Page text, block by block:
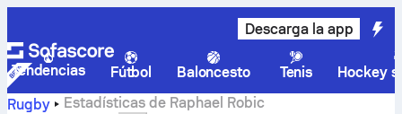
Descarga la app
Tendencias Fútbol Baloncesto Tenis
Hockey
Rugby
Estadísticas de Raphael Robic